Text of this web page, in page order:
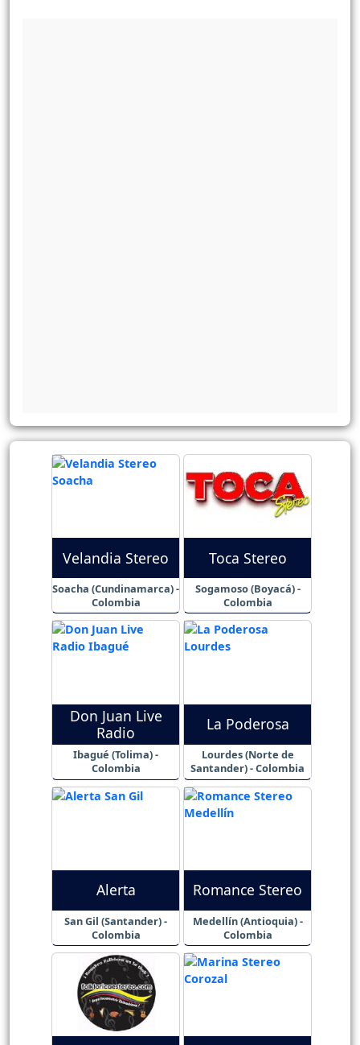
Velandia Stereo
Soacha (Cundinamarca) -
Colombia
Toca Stereo
Sogamoso (Boyacá) -
Colombia
Don Juan Live
Radio
Ibagué (Tolima) -
Colombia
La Poderosa
Lourdes (Norte de
Santander) - Colombia
Alerta
San Gil (Santander) -
Colombia
Romance Stereo
Medellín (Antioquia) -
Colombia